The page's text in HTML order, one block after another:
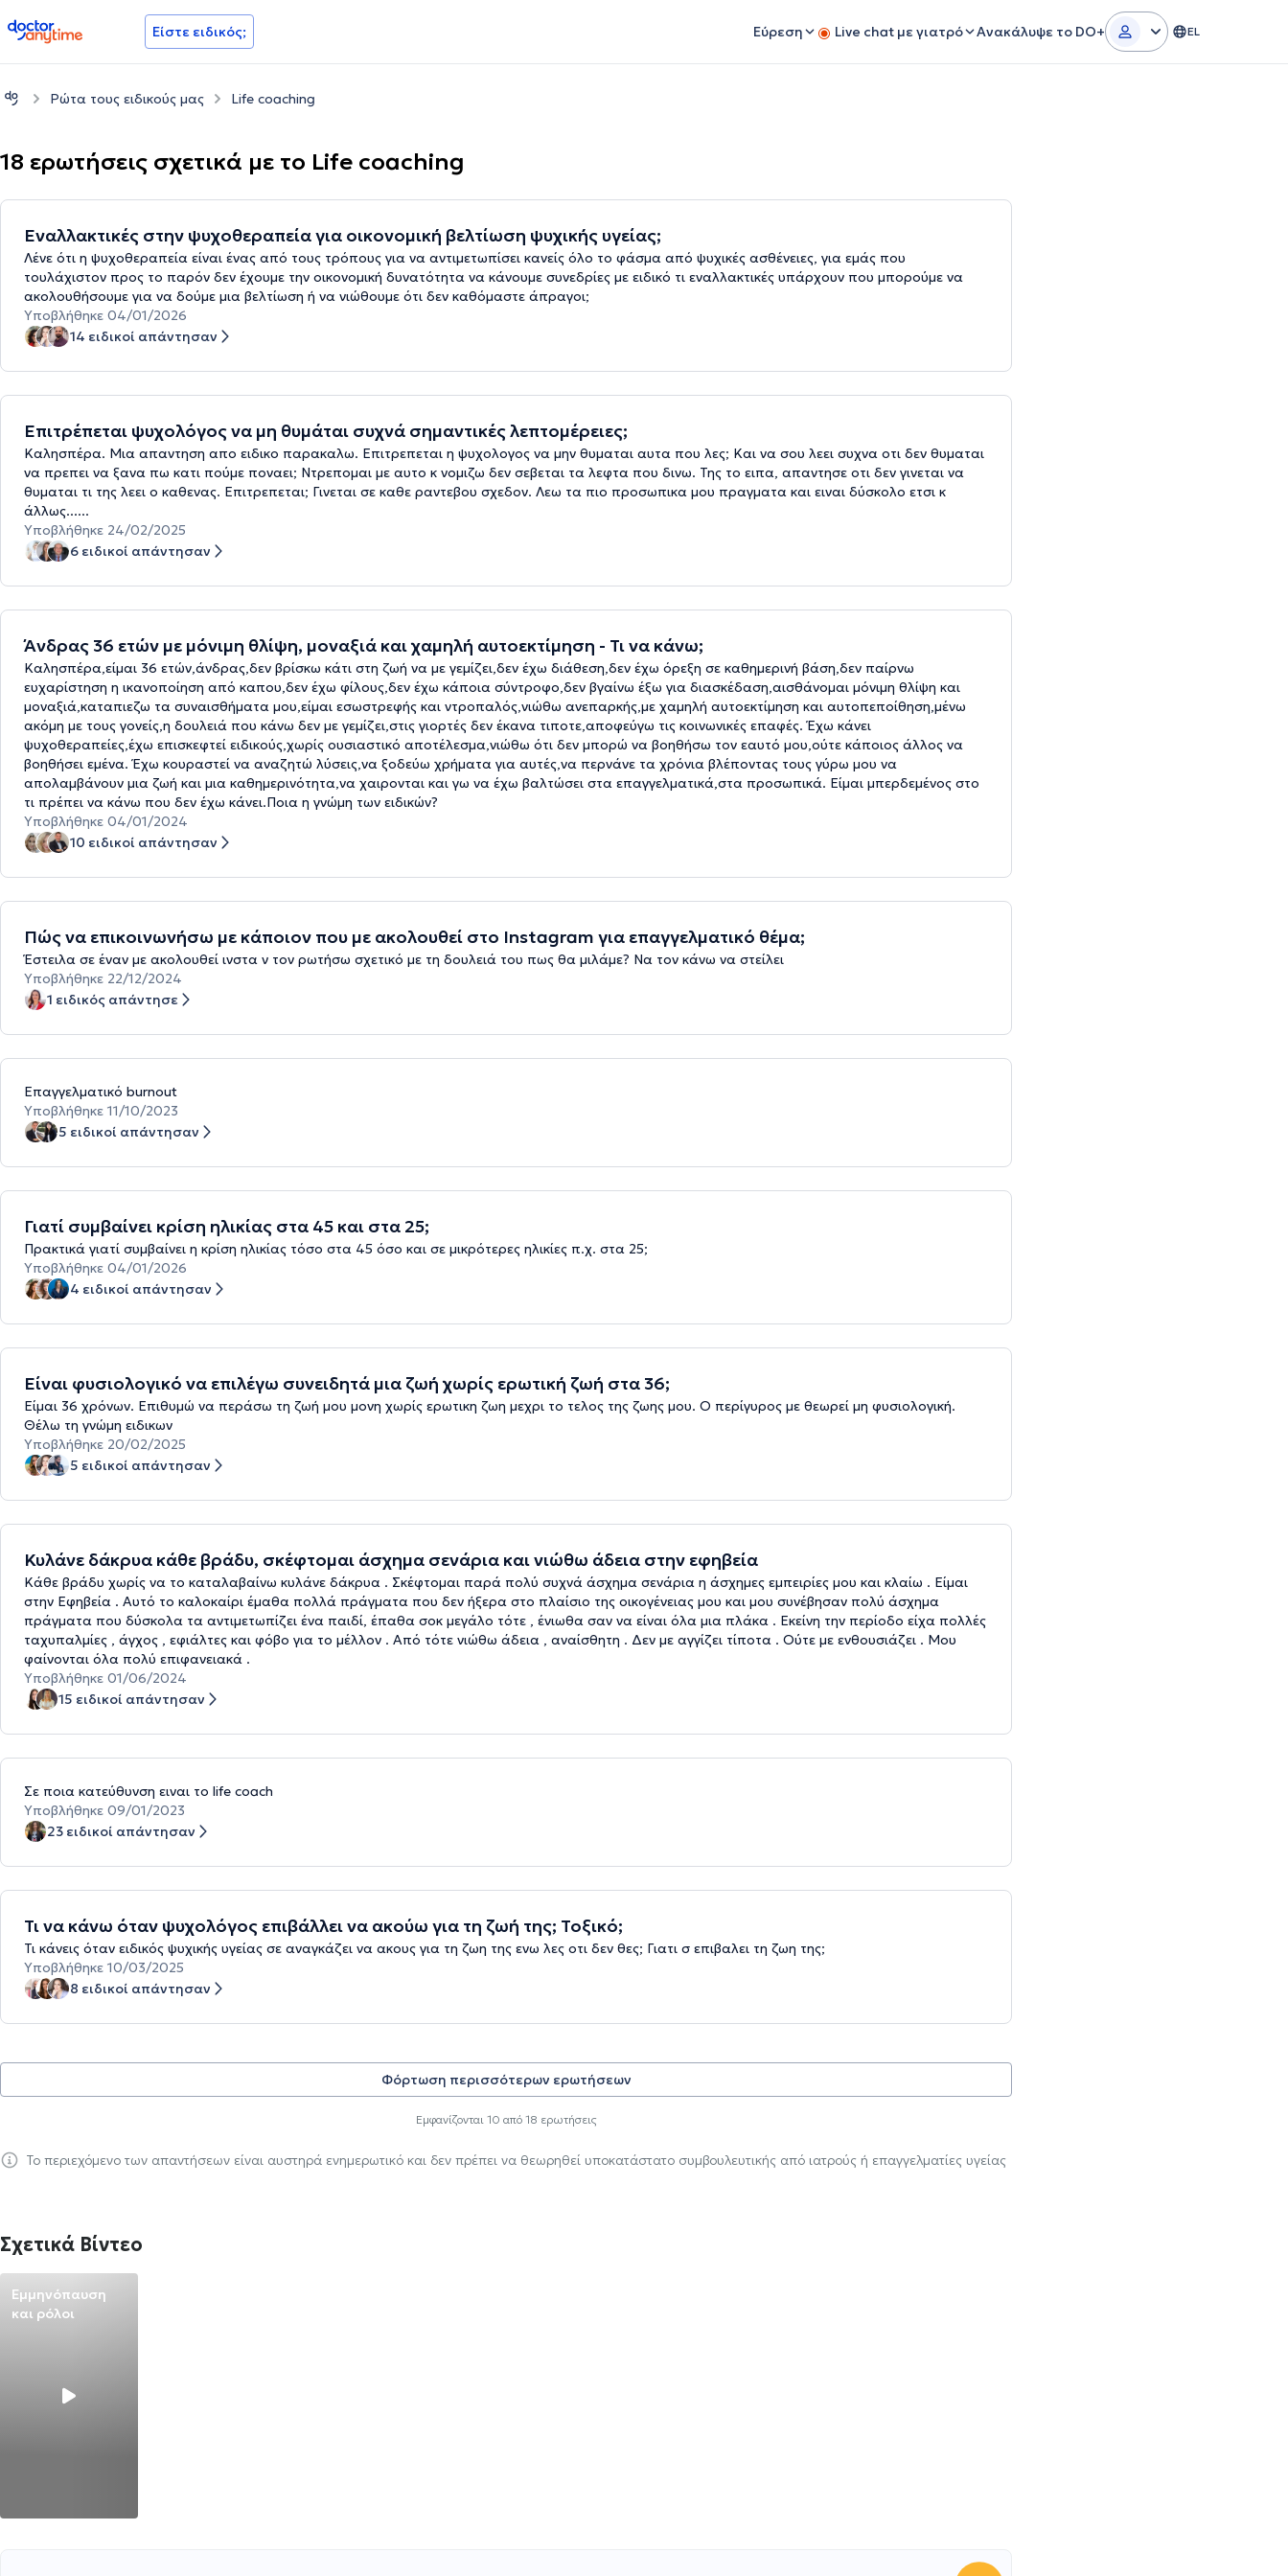
doctoranytime Είστε ειδικός; Εύρεση Live chat με γιατρό Ανακάλυψε το DO+ EL
Ρώτα τους ειδικούς μας Life coaching
18 ερωτήσεις σχετικά με το Life coaching
Εναλλακτικές στην ψυχοθεραπεία για οικονομική βελτίωση ψυχικής υγείας;
Λένε ότι η ψυχοθεραπεία είναι ένας από τους τρόπους για να αντιμετωπίσει κανείς όλο το φάσμα από ψυχικές ασθένειες, για εμάς που
τουλάχιστον προς το παρόν δεν έχουμε την οικονομική δυνατότητα να κάνουμε συνεδρίες με ειδικό τι εναλλακτικές υπάρχουν που μπορούμε να
ακολουθήσουμε για να δούμε μια βελτίωση ή να νιώθουμε ότι δεν καθόμαστε άπραγοι;
Υποβλήθηκε 04/01/2026
14 ειδικοί απάντησαν
Επιτρέπεται ψυχολόγος να μη θυμάται συχνά σημαντικές λεπτομέρειες;
Καλησπέρα. Μια απαντηση απο ειδικο παρακαλω. Επιτρεπεται η ψυχολογος να μην θυμαται αυτα που λες; Και να σου λεει συχνα οτι δεν θυμαται
να πρεπει να ξανα πω κατι πούμε ποναει; Ντρεπομαι με αυτο κ νομιζω δεν σεβεται τα λεφτα που δινω. Της το ειπα, απαντησε οτι δεν γινεται να
θυμαται τι της λεει ο καθενας. Επιτρεπεται; Γινεται σε καθε ραντεβου σχεδον. Λεω τα πιο προσωπικα μου πραγματα και ειναι δύσκολο ετσι κ
άλλως......
Υποβλήθηκε 24/02/2025
6 ειδικοί απάντησαν
Άνδρας 36 ετών με μόνιμη θλίψη, μοναξιά και χαμηλή αυτοεκτίμηση - Τι να κάνω;
Καλησπέρα,είμαι 36 ετών,άνδρας,δεν βρίσκω κάτι στη ζωή να με γεμίζει,δεν έχω διάθεση,δεν έχω όρεξη σε καθημερινή βάση,δεν παίρνω
ευχαρίστηση η ικανοποίηση από καπου,δεν έχω φίλους,δεν έχω κάποια σύντροφο,δεν βγαίνω έξω για διασκέδαση,αισθάνομαι μόνιμη θλίψη και
μοναξιά,καταπιεζω τα συναισθήματα μου,είμαι εσωστρεφής και ντροπαλός,νιώθω ανεπαρκής,με χαμηλή αυτοεκτίμηση και αυτοπεποίθηση,μένω
ακόμη με τους γονείς,η δουλειά που κάνω δεν με γεμίζει,στις γιορτές δεν έκανα τιποτε,αποφεύγω τις κοινωνικές επαφές. Έχω κάνει
ψυχοθεραπείες,έχω επισκεφτεί ειδικούς,χωρίς ουσιαστικό αποτέλεσμα,νιώθω ότι δεν μπορώ να βοηθήσω τον εαυτό μου,ούτε κάποιος άλλος να
βοηθήσει εμένα. Έχω κουραστεί να αναζητώ λύσεις,να ξοδεύω χρήματα για αυτές,να περνάνε τα χρόνια βλέποντας τους γύρω μου να
απολαμβάνουν μια ζωή και μια καθημερινότητα,να χαιρονται και γω να έχω βαλτώσει στα επαγγελματικά,στα προσωπικά. Είμαι μπερδεμένος στο
τι πρέπει να κάνω που δεν έχω κάνει.Ποια η γνώμη των ειδικών?
Υποβλήθηκε 04/01/2024
10 ειδικοί απάντησαν
Πώς να επικοινωνήσω με κάποιον που με ακολουθεί στο Instagram για επαγγελματικό θέμα;
Έστειλα σε έναν με ακολουθεί ινστα ν τον ρωτήσω σχετικό με τη δουλειά του πως θα μιλάμε? Να τον κάνω να στείλει
Υποβλήθηκε 22/12/2024
1 ειδικός απάντησε
Επαγγελματικό burnout
Υποβλήθηκε 11/10/2023
5 ειδικοί απάντησαν
Γιατί συμβαίνει κρίση ηλικίας στα 45 και στα 25;
Πρακτικά γιατί συμβαίνει η κρίση ηλικίας τόσο στα 45 όσο και σε μικρότερες ηλικίες π.χ. στα 25;
Υποβλήθηκε 04/01/2026
4 ειδικοί απάντησαν
Είναι φυσιολογικό να επιλέγω συνειδητά μια ζωή χωρίς ερωτική ζωή στα 36;
Είμαι 36 χρόνων. Επιθυμώ να περάσω τη ζωή μου μονη χωρίς ερωτικη ζωη μεχρι το τελος της ζωης μου. Ο περίγυρος με θεωρεί μη φυσιολογική.
Θέλω τη γνώμη ειδικων
Υποβλήθηκε 20/02/2025
5 ειδικοί απάντησαν
Κυλάνε δάκρυα κάθε βράδυ, σκέφτομαι άσχημα σενάρια και νιώθω άδεια στην εφηβεία
Κάθε βράδυ χωρίς να το καταλαβαίνω κυλάνε δάκρυα . Σκέφτομαι παρά πολύ συχνά άσχημα σενάρια η άσχημες εμπειρίες μου και κλαίω . Είμαι
στην Εφηβεία . Αυτό το καλοκαίρι έμαθα πολλά πράγματα που δεν ήξερα στο πλαίσιο της οικογένειας μου και μου συνέβησαν πολύ άσχημα
πράγματα που δύσκολα τα αντιμετωπίζει ένα παιδί, έπαθα σοκ μεγάλο τότε , ένιωθα σαν να είναι όλα μια πλάκα . Εκείνη την περίοδο είχα πολλές
ταχυπαλμίες , άγχος , εφιάλτες και φόβο για το μέλλον . Από τότε νιώθω άδεια , αναίσθητη . Δεν με αγγίζει τίποτα . Ούτε με ενθουσιάζει . Μου
φαίνονται όλα πολύ επιφανειακά .
Υποβλήθηκε 01/06/2024
15 ειδικοί απάντησαν
Σε ποια κατεύθυνση ειναι το life coach
Υποβλήθηκε 09/01/2023
23 ειδικοί απάντησαν
Τι να κάνω όταν ψυχολόγος επιβάλλει να ακούω για τη ζωή της; Τοξικό;
Τι κάνεις όταν ειδικός ψυχικής υγείας σε αναγκάζει να ακους για τη ζωη της ενω λες οτι δεν θες; Γιατι σ επιβαλει τη ζωη της;
Υποβλήθηκε 10/03/2025
8 ειδικοί απάντησαν
Φόρτωση περισσότερων ερωτήσεων
Εμφανίζονται 10 από 18 ερωτήσεις
Το περιεχόμενο των απαντήσεων είναι αυστηρά ενημερωτικό και δεν πρέπει να θεωρηθεί υποκατάστατο συμβουλευτικής από ιατρούς ή επαγγελματίες υγείας
Σχετικά Βίντεο
Εμμηνόπαυση
και ρόλοι